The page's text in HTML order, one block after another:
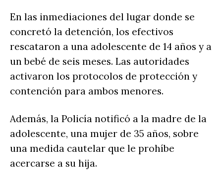
En las inmediaciones del lugar donde se
concretó la detención, los efectivos
rescataron a una adolescente de 14 años y a
un bebé de seis meses. Las autoridades
activaron los protocolos de protección y
contención para ambos menores.
Además, la Policía notificó a la madre de la
adolescente, una mujer de 35 años, sobre
una medida cautelar que le prohíbe
acercarse a su hija.